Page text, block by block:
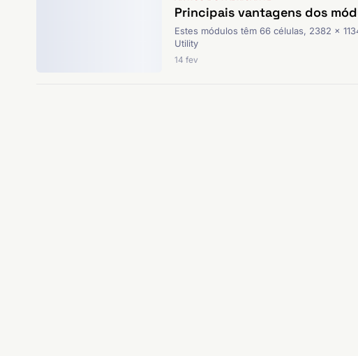
Principais vantagens dos
Estes módulos têm 66 células, 2382 ×
Utility
14 fev